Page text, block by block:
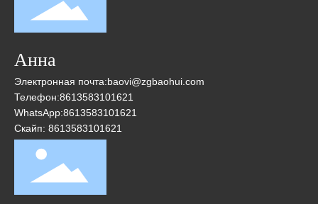
Анна
Электронная почта:baovi@zgbaohui.com
Телефон:8613583101621
WhatsApp:8613583101621
Скайп: 8613583101621